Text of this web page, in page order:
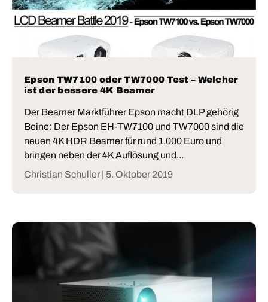
Epson TW7100 oder TW7000 Test – Welcher
ist der bessere 4K Beamer
Der Beamer Marktführer Epson macht DLP gehörig
Beine: Der Epson EH-TW7100 und TW7000 sind die
neuen 4K HDR Beamer für rund 1.000 Euro und
bringen neben der 4K Auflösung und...
Christian Schuller | 5. Oktober 2019